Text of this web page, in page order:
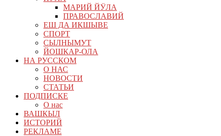
МАРИЙ ЙӰЛА
ПРАВОСЛАВИЙ
ЕШ ДА ИКШЫВЕ
СПОРТ
СЫЛНЫМУТ
ЙОШКАР-ОЛА
НА РУССКОМ
О НАС
НОВОСТИ
СТАТЬИ
ПОДПИСКЕ
О нас
ВАШКЫЛ
ИСТОРИЙ
РЕКЛАМЕ